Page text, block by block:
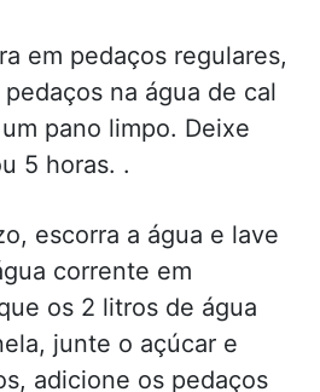
em pedaços regulares,
na água de cal
pano limpo. Deixe
5 horas. .
escorra a água e lave
corrente em
os 2 litros de água
junte o açúcar e
adicione os pedaços